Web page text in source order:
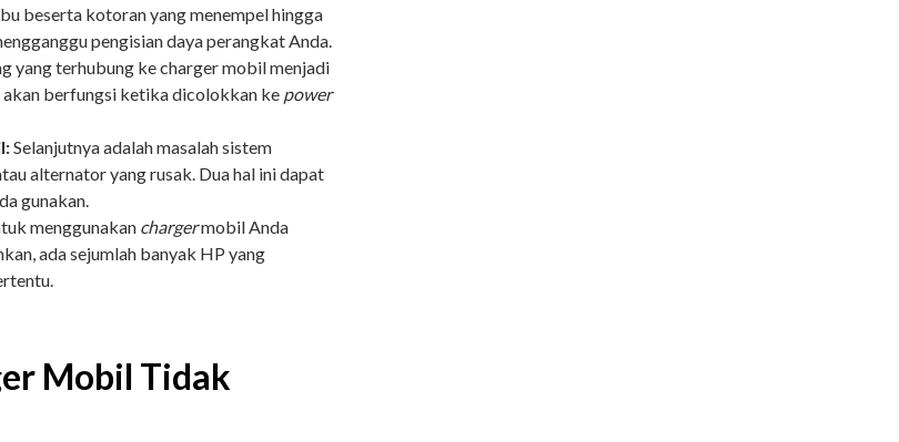
beserta kotoran yang menempel hingga
pengisian daya perangkat Anda.
yang terhubung ke charger mobil menjadi
berfungsi ketika dicolokkan ke power
Selanjutnya adalah masalah sistem
alternator yang rusak. Dua hal ini dapat
gunakan.
menggunakan chargermobil Anda
ada sejumlah banyak HP yang
Mobil Tidak